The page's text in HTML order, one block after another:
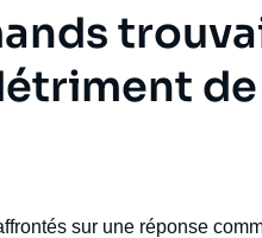
sur une réponse